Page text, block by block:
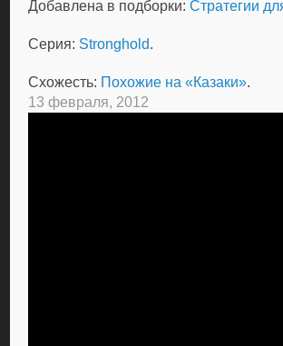
Добавлена в подборки:Стратегии
Серия: Stronghold.
Схожесть: Похожие на «Казаки».
13 февраля, 2012